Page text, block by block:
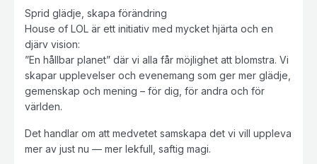
Sprid glädje, skapa förändring
House of LOL är ett initiativ med mycket hjärta och en
djärv vision:
”En hållbar planet” där vi alla får möjlighet att blomstra. Vi
skapar upplevelser och evenemang som ger mer glädje,
gemenskap och mening – för dig, för andra och för
världen.
Det handlar om att medvetet samskapa det vi vill uppleva
mer av just nu — mer lekfull, saftig magi.